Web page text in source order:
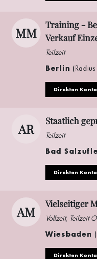
MM
Training -
Verkauf
Teilzeit
Berlin
Direkten
AR
Staatlich
Teilzeit
Bad
Direkten
AM
Vielseitiger
Vollzeit, Teilzeit
Wiesbaden
Direkten